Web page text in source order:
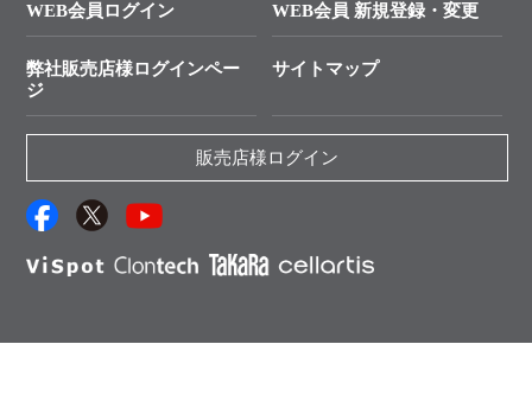
制限酵素切断サイトの検索
ユーザーズボイス集
抗体検索サイト
資料請求 機器関連
資料請求 受託関連
資料請求 核酸抽出・精製カタログ
サンプル請求一覧
プロトコール集
WEB会員ログイン WEB会員 新規登録・変更
弊社販売店様ログインペー
ジ
サイトマップ
販売店様ログイン